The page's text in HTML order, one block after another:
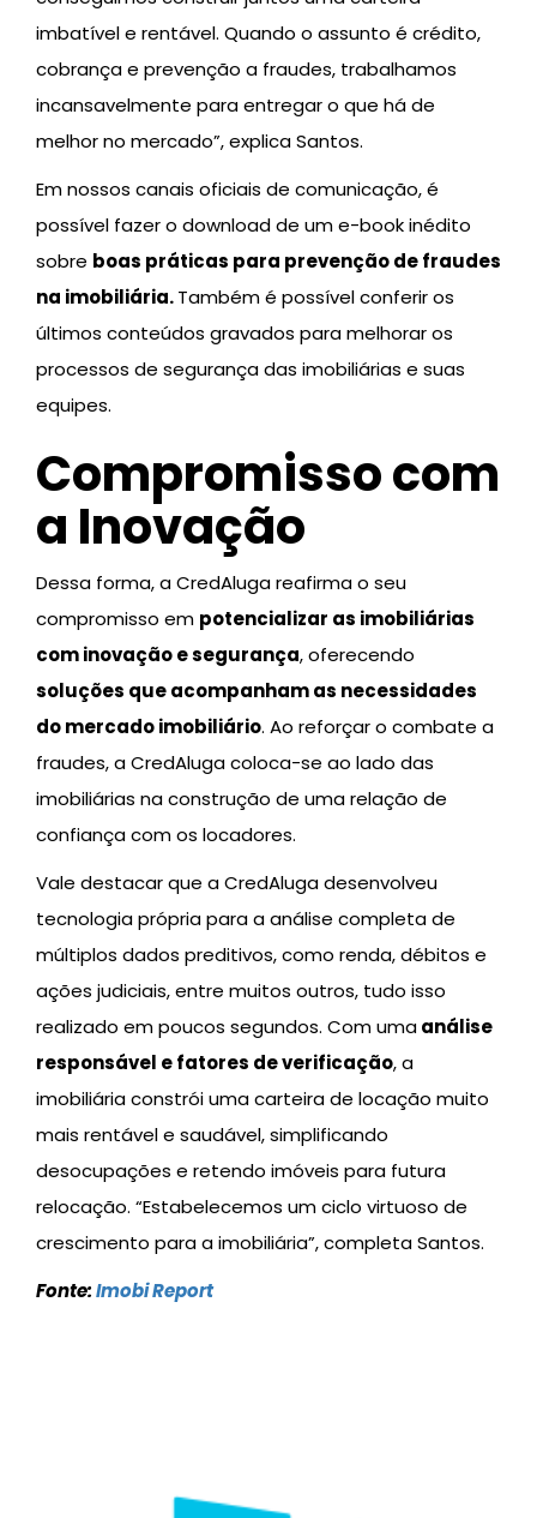
imbatível e rentável. Quando o assunto é crédito,
cobrança e prevenção a fraudes, trabalhamos
incansavelmente para entregar o que há de
melhor no mercado”, explica Santos.
Em nossos canais oficiais de comunicação, é
possível fazer o download de um e-book inédito
sobre boas práticas para prevenção de fraudes
na imobiliária.Também é possível conferir os
últimos conteúdos gravados para melhorar os
processos de segurança das imobiliárias e suas
equipes.
Compromisso com
a Inovação
Dessa forma, a CredAluga reafirma o seu
compromisso em potencializar as imobiliárias
com inovação e segurança, oferecendo
soluções que acompanham as necessidades
do mercado imobiliário. Ao reforçar o combate a
fraudes, a CredAluga coloca-se ao lado das
imobiliárias na construção de uma relação de
confiança com os locadores.
Vale destacar que a CredAluga desenvolveu
tecnologia própria para a análise completa de
múltiplos dados preditivos, como renda, débitos e
ações judiciais, entre muitos outros, tudo isso
realizado em poucos segundos. Com umaanálise
responsável e fatores de verificação, a
imobiliária constrói uma carteira de locação muito
mais rentável e saudável, simplificando
desocupações e retendo imóveis para futura
relocação. “Estabelecemos um ciclo virtuoso de
crescimento para a imobiliária”, completa Santos.
Fonte:Imobi Report